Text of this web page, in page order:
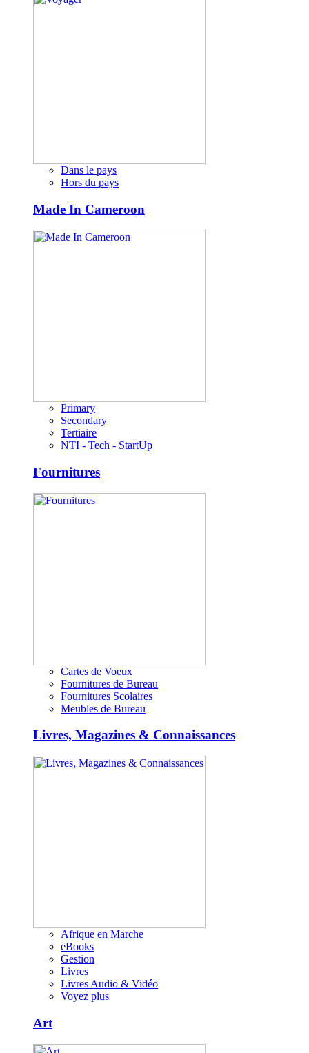
Dans le pays
Hors du pays
Made In Cameroon
Primary
Secondary
Tertiaire
NTI - Tech - StartUp
Fournitures
Cartes de Voeux
Fournitures de Bureau
Fournitures Scolaires
Meubles de Bureau
Livres, Magazines & Connaissances
Afrique en Marche
eBooks
Gestion
Livres
Livres Audio & Vidéo
Voyez plus
Art